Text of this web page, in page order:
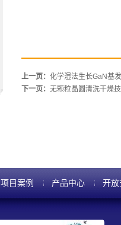
上一页： 化学湿法生长GaN基
下一页： 无颗粒晶圆清洗干燥
项目案例 产品中心 开放